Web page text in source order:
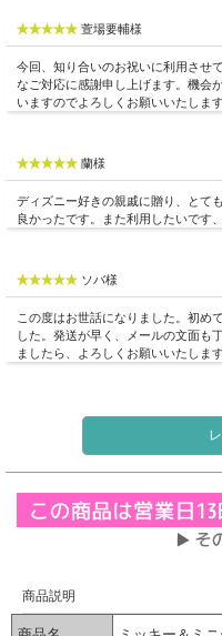
萱場要輔様
今回、知り合いのお祝いに利用させ
なご対応に感謝申し上げます。機会
いますのでよろしくお願いいたします
蘭様
ディズニー好きの親戚に贈り、とて
良かったです。また利用したいです
ソバ様
この度はお世話になりました。初め
した。発送が早く、メールの文面も
ましたら、よろしくお願いいたします
商品説明